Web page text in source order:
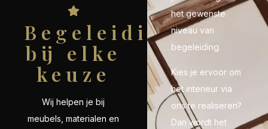
Begeleiding
bij elke
keuze
Wij helpen je bij
meubels, materialen en
het gewenste
niveau van
begeleiding.
Kies je ervoor om
het interieur via
ons te realiseren?
Dan wordt het